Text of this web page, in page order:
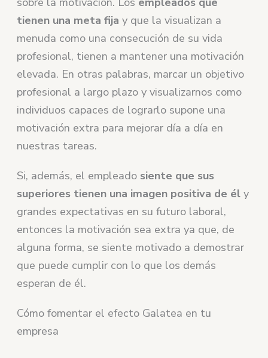
tienen una meta fija y que la visualizan a
menuda como una consecución de su vida
profesional, tienen a mantener una motivación
elevada. En otras palabras, marcar un objetivo
profesional a largo plazo y visualizarnos como
individuos capaces de lograrlo supone una
motivación extra para mejorar día a día en
nuestras tareas.
Si, además, el empleado siente que sus
superiores tienen una imagen positiva de él y
grandes expectativas en su futuro laboral,
entonces la motivación sea extra ya que, de
alguna forma, se siente motivado a demostrar
que puede cumplir con lo que los demás
esperan de él.
Cómo fomentar el efecto Galatea en tu
empresa